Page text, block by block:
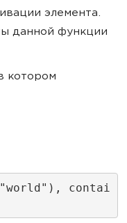
элемента.
данной функции
котором
contai